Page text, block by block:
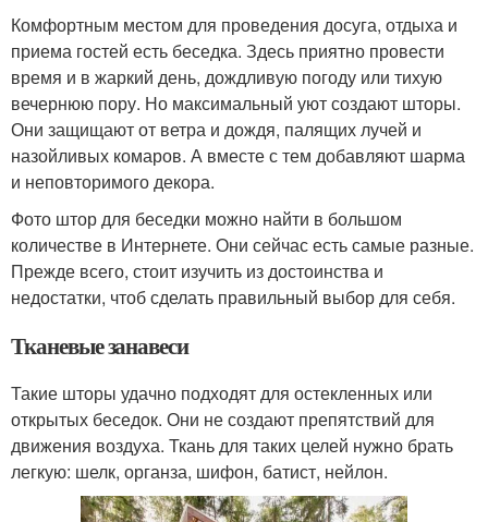
Комфортным местом для проведения досуга, отдыха и
приема гостей есть беседка. Здесь приятно провести
время и в жаркий день, дождливую погоду или тихую
вечернюю пору. Но максимальный уют создают шторы.
Они защищают от ветра и дождя, палящих лучей и
назойливых комаров. А вместе с тем добавляют шарма
и неповторимого декора.
Фото штор для беседки можно найти в большом
количестве в Интернете. Они сейчас есть самые разные.
Прежде всего, стоит изучить из достоинства и
недостатки, чтоб сделать правильный выбор для себя.
Тканевые занавеси
Такие шторы удачно подходят для остекленных или
открытых беседок. Они не создают препятствий для
движения воздуха. Ткань для таких целей нужно брать
легкую: шелк, органза, шифон, батист, нейлон.